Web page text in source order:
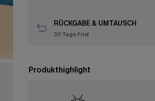
RÜCKGABE & UMTAUSCH
30 Tage Frist
Produkthighlight